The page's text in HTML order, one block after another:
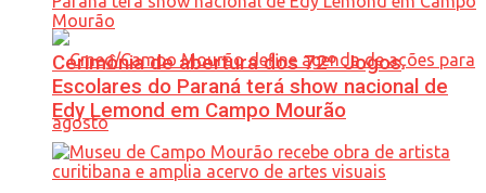
Cerimônia de abertura dos 72º Jogos
Escolares do Paraná terá show nacional de
Edy Lemond em Campo Mourão